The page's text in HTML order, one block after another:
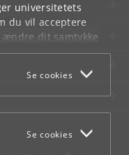
universitetets
du vil acceptere
ændre dit samtykke
du finder i
Se cookies
Se cookies